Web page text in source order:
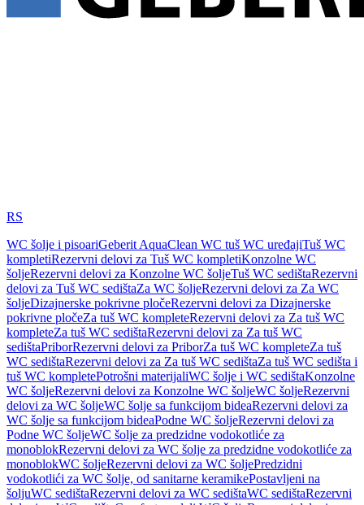
RS
WC šolje i pisoariGeberit AquaClean WC tuš WC uređajiTuš WC
kompletiRezervni delovi za Tuš WC kompletiKonzolne WC
šoljeRezervni delovi za Konzolne WC šoljeTuš WC sedištaRezervni
delovi za Tuš WC sedištaZa WC šoljeRezervni delovi za Za WC
šoljeDizajnerske pokrivne pločeRezervni delovi za Dizajnerske
pokrivne pločeZa tuš WC kompleteRezervni delovi za Za tuš WC
kompleteZa tuš WC sedištaRezervni delovi za Za tuš WC
sedištaPriborRezervni delovi za PriborZa tuš WC kompleteZa tuš
WC sedištaRezervni delovi za Za tuš WC sedištaZa tuš WC sedišta i
tuš WC kompletePotrošni materijaliWC šolje i WC sedištaKonzolne
WC šoljeRezervni delovi za Konzolne WC šoljeWC šoljeRezervni
delovi za WC šoljeWC šolje sa funkcijom bideaRezervni delovi za
WC šolje sa funkcijom bideaPodne WC šoljeRezervni delovi za
Podne WC šoljeWC šolje za predzidne vodokotliće za
monoblokRezervni delovi za WC šolje za predzidne vodokotliće za
monoblokWC šoljeRezervni delovi za WC šoljePredzidni
vodokotlići za WC šolje, od sanitarne keramikePostavljeni na
šoljuWC sedištaRezervni delovi za WC sedištaWC sedištaRezervni